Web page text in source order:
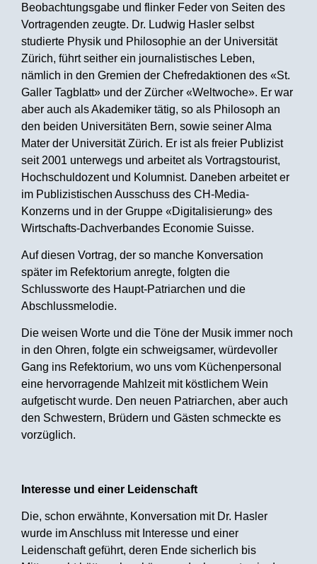
Beobachtungsgabe und flinker Feder von Seiten des
Vortragenden zeugte. Dr. Ludwig Hasler selbst
studierte Physik und Philosophie an der Universität
Zürich, führt seither ein journalistisches Leben,
nämlich in den Gremien der Chefredaktionen des «St.
Galler Tagblatt» und der Zürcher «Weltwoche». Er war
aber auch als Akademiker tätig, so als Philosoph an
den beiden Universitäten Bern, sowie seiner Alma
Mater der Universität Zürich. Er ist als freier Publizist
seit 2001 unterwegs und arbeitet als Vortragstourist,
Hochschuldozent und Kolumnist. Daneben arbeitet er
im Publizistischen Ausschuss des CH-Media-
Konzerns und in der Gruppe «Digitalisierung» des
Wirtschafts-Dachverbandes Economie Suisse.
Auf diesen Vortrag, der so manche Konversation
später im Refektorium anregte, folgten die
Schlussworte des Haupt-Patriarchen und die
Abschlussmelodie.
Die weisen Worte und die Töne der Musik immer noch
in den Ohren, folgte ein schweigsamer, würdevoller
Gang ins Refektorium, wo uns vom Küchenpersonal
eine hervorragende Mahlzeit mit köstlichem Wein
aufgetischt wurde. Den neuen Patriarchen, aber auch
den Schwestern, Brüdern und Gästen schmeckte es
vorzüglich.
Interesse und einer Leidenschaft
Die, schon erwähnte, Konversation mit Dr. Hasler
wurde im Anschluss mit Interesse und einer
Leidenschaft geführt, deren Ende sicherlich bis